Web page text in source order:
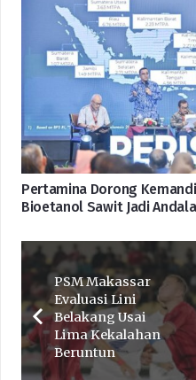
Pertamina Dorong
Bioetanol Sawit Jadi
PSM Makassar
Evaluasi Lini
Belakang Usai
Lima Kekalahan
Beruntun